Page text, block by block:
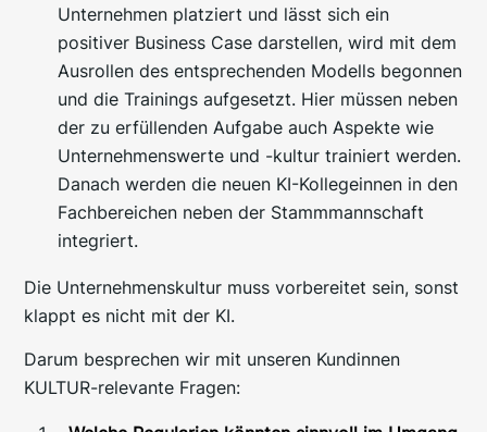
Unternehmen platziert und lässt sich ein
positiver Business Case darstellen, wird mit dem
Ausrollen des entsprechenden Modells begonnen
und die Trainings aufgesetzt. Hier müssen neben
der zu erfüllenden Aufgabe auch Aspekte wie
Unternehmenswerte und -kultur trainiert werden.
Danach werden die neuen KI-Kollegeinnen in den
Fachbereichen neben der Stammmannschaft
integriert.
Die Unternehmenskultur muss vorbereitet sein, sonst
klappt es nicht mit der KI.
Darum besprechen wir mit unseren Kundinnen
KULTUR-relevante Fragen: